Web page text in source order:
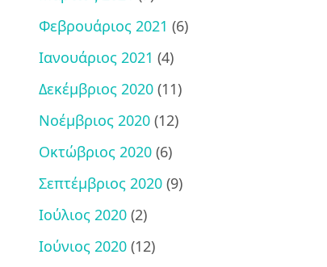
Φεβρουάριος 2021 (6)
Ιανουάριος 2021 (4)
Δεκέμβριος 2020 (11)
Νοέμβριος 2020 (12)
Οκτώβριος 2020 (6)
Σεπτέμβριος 2020 (9)
Ιούλιος 2020 (2)
Ιούνιος 2020 (12)